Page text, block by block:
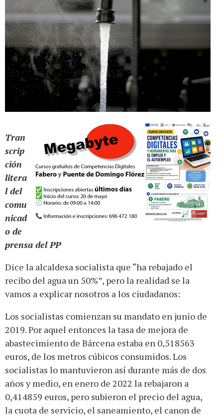
Tran
scrip
ción
litera
l del
comu
nicad
o de
prensa del PP
Dice la alcaldesa socialista que “ha rebajado el
recibo del agua un 50%”, pero la realidad se la
vamos a explicar nosotros a los ciudadanos:
Los socialistas comienzan su mandato en junio de
2019. Por aquel entonces la tasa de mejora de
abastecimiento de Bárcena estaba en 0,518563
euros, de los metros cúbicos consumidos. Los
socialistas lo mantuvieron así durante más de dos
años y medio, en enero de 2022 la rebajaron a
0,414859 euros, pero subieron el precio del agua,
la cuota de servicio, el saneamiento, el canon de